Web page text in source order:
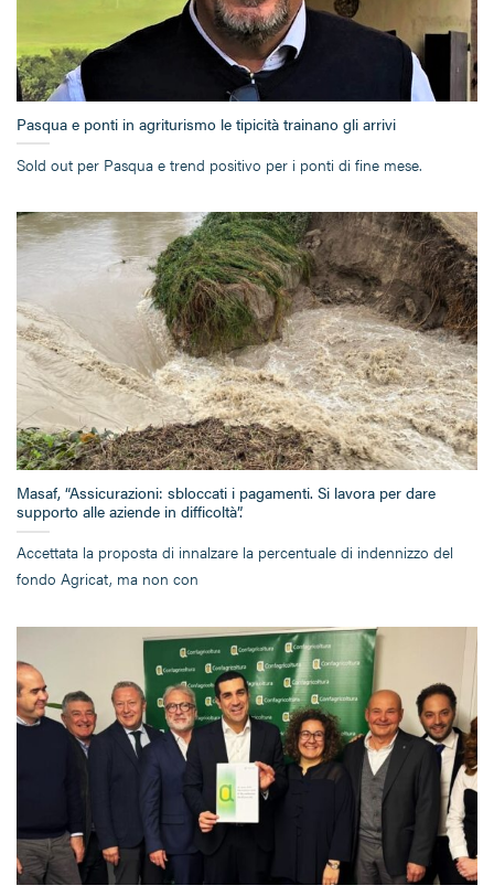
Pasqua e ponti in agriturismo le tipicità trainano gli arrivi
Sold out per Pasqua e trend positivo per i ponti di fine mese.
Masaf, “Assicurazioni: sbloccati i pagamenti. Si lavora per dare
supporto alle aziende in difficoltà”.
Accettata la proposta di innalzare la percentuale di indennizzo del
fondo Agricat, ma non con